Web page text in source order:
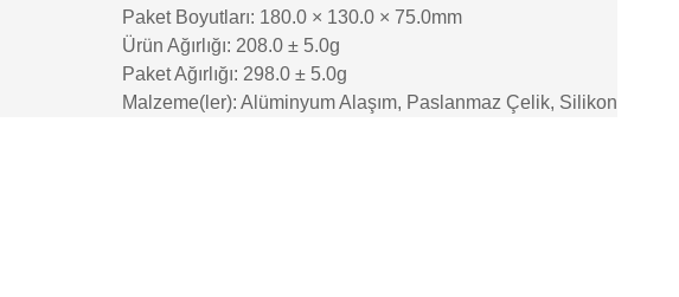
Paket Boyutları: 180.0 × 130.0 × 75.0mm
Ürün Ağırlığı: 208.0 ± 5.0g
Paket Ağırlığı: 298.0 ± 5.0g
Malzeme(ler): Alüminyum Alaşım, Paslanmaz Çelik, Silikon